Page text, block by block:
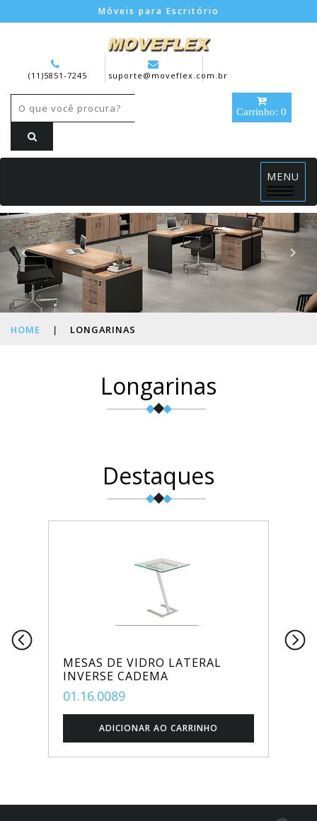
Móveis para Escritório
(11)5851-7245 suporte@moveflex.com.br
Carrinho: 0
MENU
Menu
HOME | LONGARINAS
Longarinas
Destaques
MESAS DE VIDRO LATERAL
INVERSE CADEMA
01.16.0089